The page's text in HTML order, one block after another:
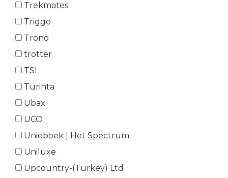
Trekmates
Triggo
Trono
trotter
TSL
Turinta
Ubax
UCO
Unieboek | Het Spectrum
Uniluxe
Upcountry-(Turkey) Ltd